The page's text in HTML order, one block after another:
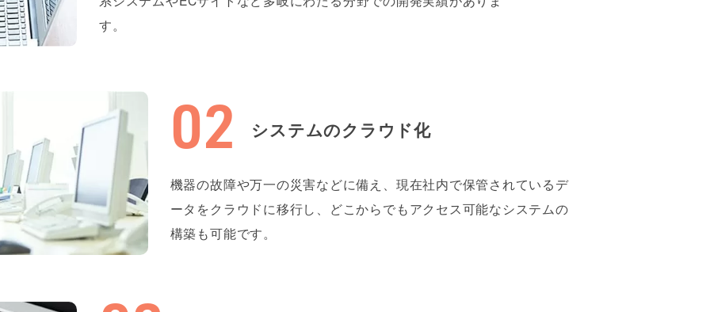
す。
システムのクラウド化
機器の故障や万一の災害などに備え、現在社内で保管されているデ
ータをクラウドに移行し、どこからでもアクセス可能なシステムの
構築も可能です。